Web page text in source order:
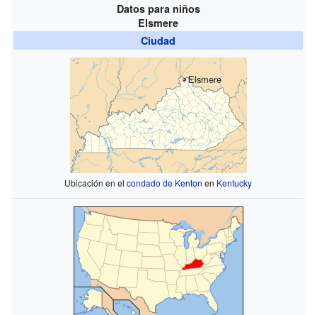
Datos para niños
Elsmere
Ciudad
Elsmere
Ubicación en elcondado de Kenton en Kentucky